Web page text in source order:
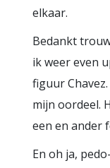
elkaar.
Bedankt
ik weer even
figuur
mijn oordeel.
een en ander
En oh ja,